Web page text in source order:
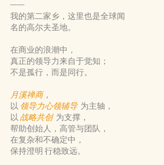
——
我的第二家乡，这里也是全球闻
名的高尔夫圣地。
在商业的浪潮中，
​真正的领导力来自于觉知；
不是孤行，而是同行。
月溪禅商，
以 领导力心领辅导为主轴，
以 战略共创为支撑，
帮助创始人，高管与团队，
在复杂和不确定中，
保持澄明 行稳致远。